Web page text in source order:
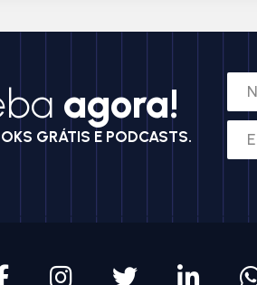
agora!
GRÁTIS E PODCASTS.